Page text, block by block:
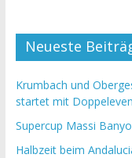
Neueste
Krumbach und
startet mit
Supercup Massi
Halbzeit beim